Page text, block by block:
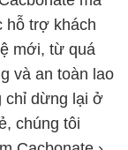
hỗ trợ khách
mới, từ quá
và an toàn lao
chỉ dừng lại ở
chúng tôi